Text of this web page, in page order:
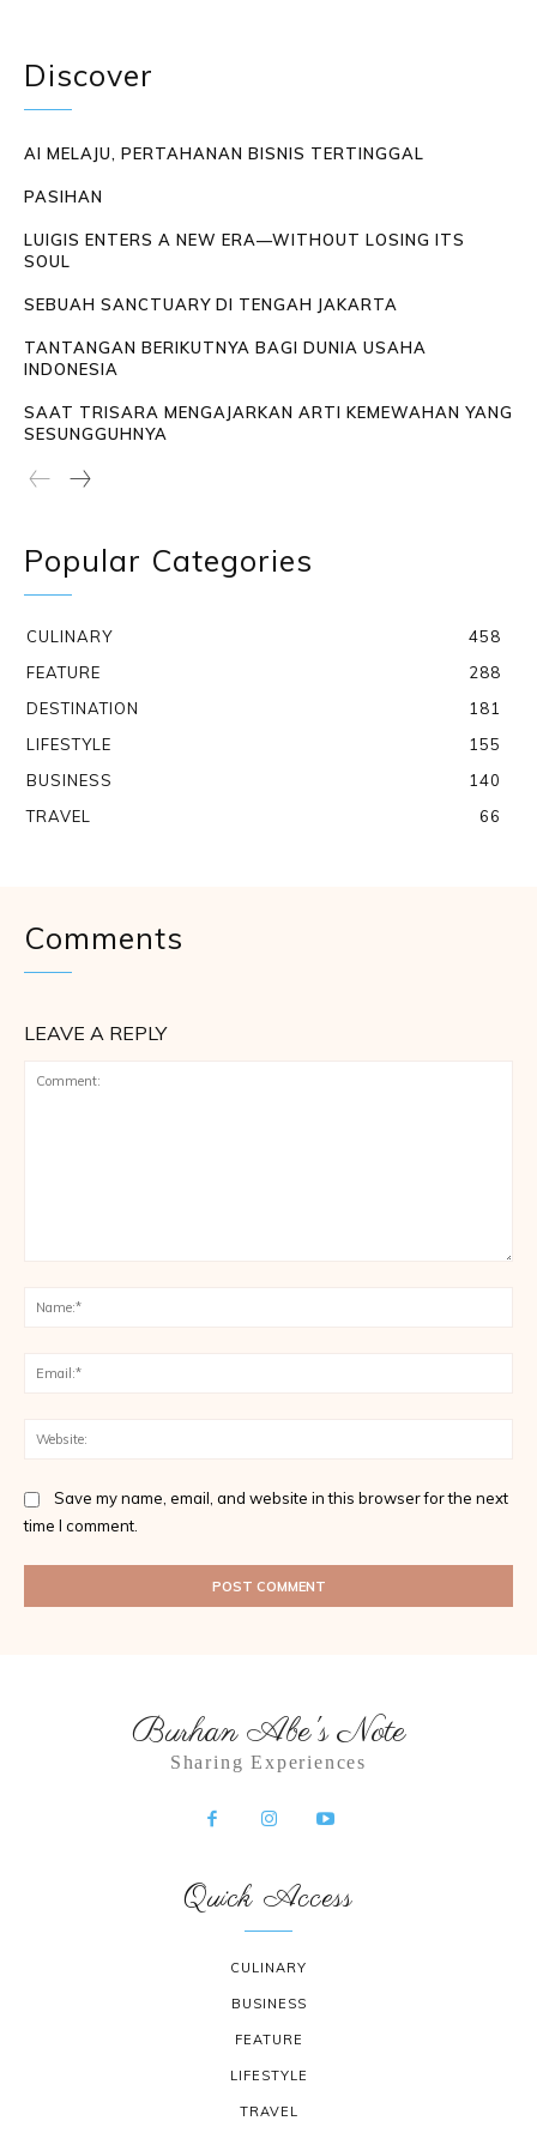
Discover
AI MELAJU, PERTAHANAN BISNIS TERTINGGAL
PASIHAN
LUIGIS ENTERS A NEW ERA—WITHOUT LOSING ITS
SOUL
SEBUAH SANCTUARY DI TENGAH JAKARTA
TANTANGAN BERIKUTNYA BAGI DUNIA USAHA
INDONESIA
SAAT TRISARA MENGAJARKAN ARTI KEMEWAHAN YANG
SESUNGGUHNYA
Popular Categories
CULINARY
458
FEATURE
288
DESTINATION
181
LIFESTYLE
155
BUSINESS
140
TRAVEL
66
Comments
LEAVE A REPLY
Save my name, email, and website in this browser for the next
time I comment.
Burhan Abe's Note
Sharing Experiences
Quick Access
CULINARY
BUSINESS
FEATURE
LIFESTYLE
TRAVEL